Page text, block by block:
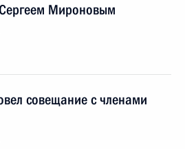
Мироновым
совещание с членами